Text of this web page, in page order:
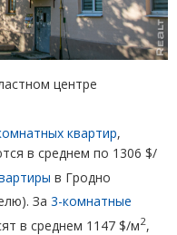
центре
квартир,
в среднем по 1306 $/
в Гродно
За 3-комнатные
в среднем 1147 $/м2,